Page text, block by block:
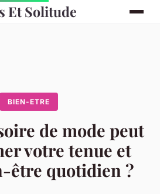
Et Solitude
BIEN-ETRE
de mode peut
votre tenue et
être quotidien ?